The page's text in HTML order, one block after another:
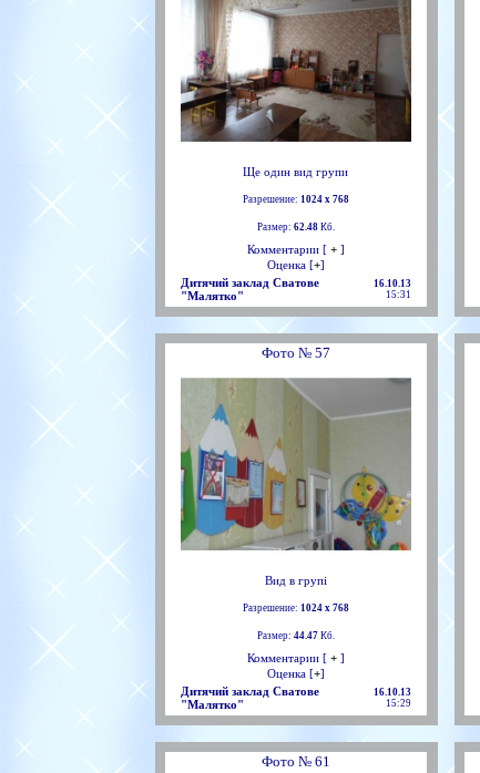
Ще один вид групи
Разрешение: 1024 х 768
Размер: 62.48Кб.
Комментарии [ +]
Оценка [+]
Дитячий заклад Сватове
"Малятко"
16.10.13
15:31
Фото № 57
Вид в групі
Разрешение: 1024 х 768
Размер: 44.47Кб.
Комментарии [ +]
Оценка [+]
Дитячий заклад Сватове
"Малятко"
16.10.13
15:29
Фото № 61